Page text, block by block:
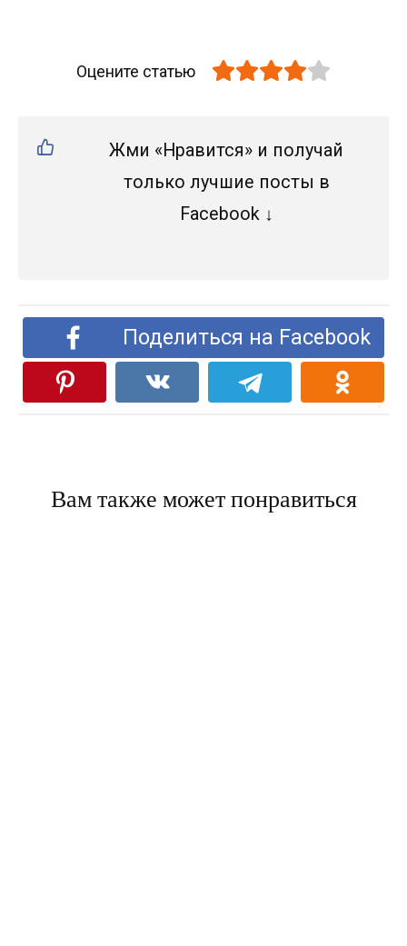
Оцените статью
Жми «Нравится» и получай
только лучшие посты в
Facebook ↓
Поделиться на Facebook
Вам также может понравиться